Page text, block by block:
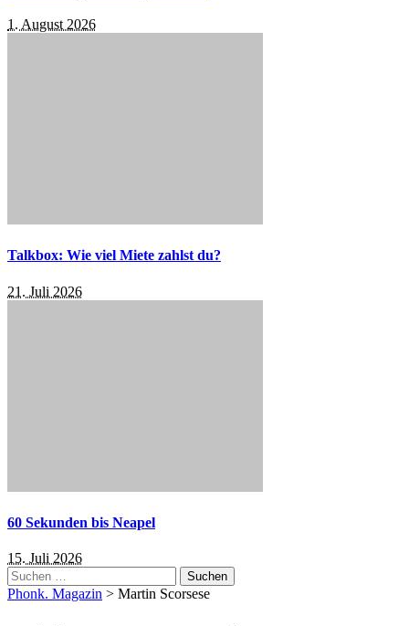
1. August 2026
Talkbox: Wie viel Miete zahlst du?
21. Juli 2026
60 Sekunden bis Neapel
15. Juli 2026
Suchen
nach:
Phonk. Magazin > Martin Scorsese